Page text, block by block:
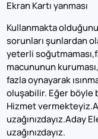
Ekran Kartı yanması
Kullanmakta
sorunları şunlardan
yeterli
macununun
fazla oynayarak
oluşabilir. Eğer böyle
Hizmet
uzağınızdayız.Aday
uzağınızdayız.